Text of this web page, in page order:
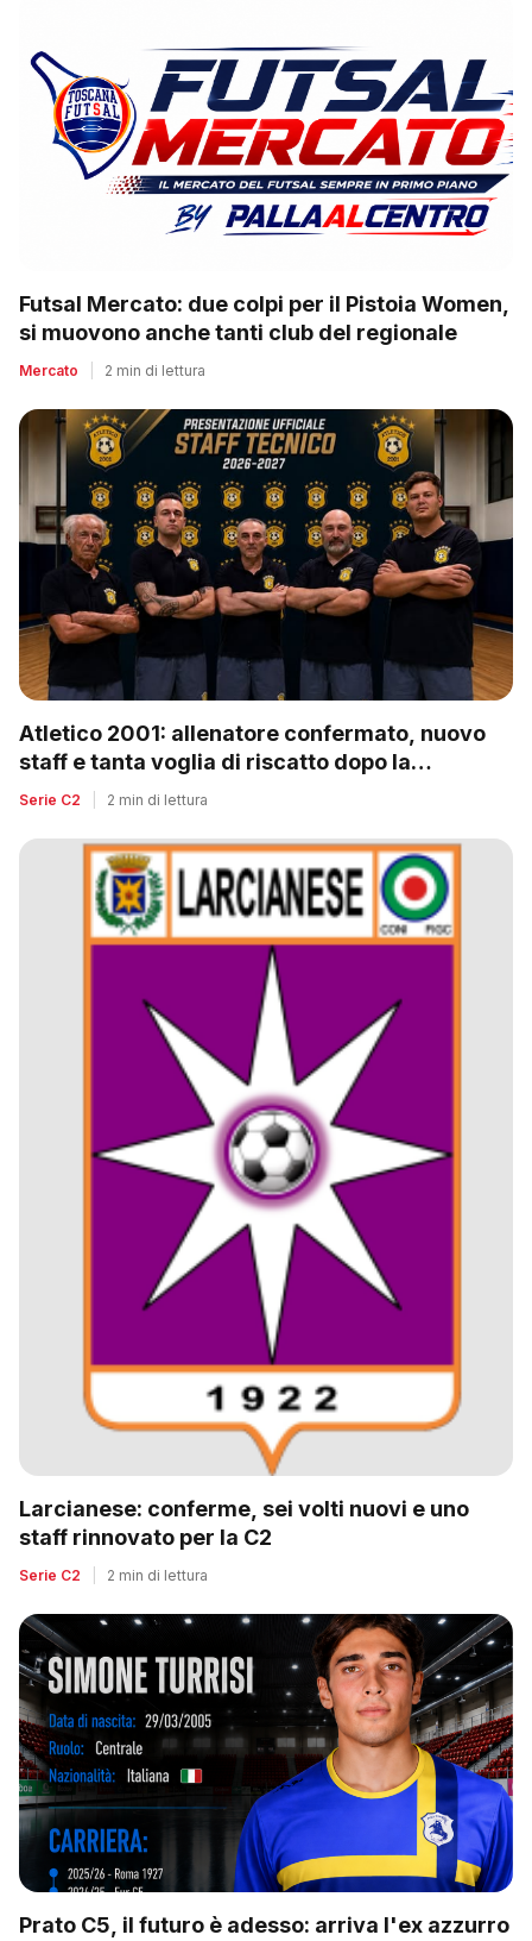
Futsal Mercato: due colpi per il Pistoia Women,
si muovono anche tanti club del regionale
Mercato 2 min di lettura
Atletico 2001: allenatore confermato, nuovo
staff e tanta voglia di riscatto dopo la
retrocessione
Serie C2 2 min di lettura
Larcianese: conferme, sei volti nuovi e uno
staff rinnovato per la C2
Serie C2 2 min di lettura
Prato C5, il futuro è adesso: arriva l'ex azzurro